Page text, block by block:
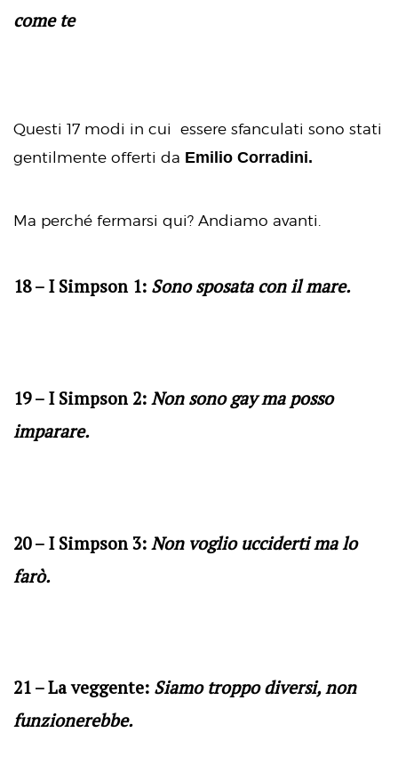
come te
Questi 17 modi in cui essere sfanculati sono stati
gentilmente offerti da Emilio Corradini.
Ma perché fermarsi qui? Andiamo avanti.
18 – I Simpson 1: Sono sposata con il mare.
19 – I Simpson 2:Non sono gay ma posso
imparare.
20 – I Simpson 3:Non voglio ucciderti ma lo
farò.
21 – La veggente: Siamo troppo diversi, non
funzionerebbe.